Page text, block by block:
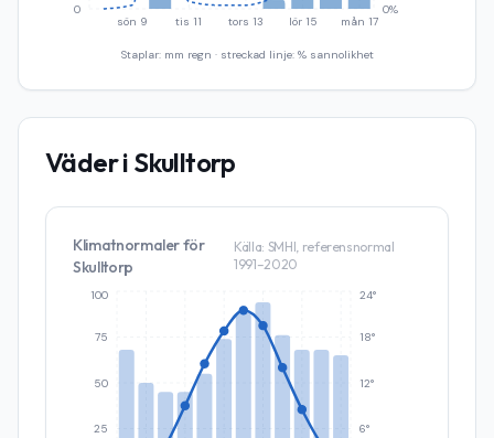
sön 9 tis 11 tors 13 lör 15 mån 17
0 0%
Staplar: mm regn · streckad linje: % sannolikhet
Väder i Skulltorp
Klimatnormaler för
Skulltorp
Källa: SMHI, referensnormal
1991–2020
25
50
75
100
6°
12°
18°
24°